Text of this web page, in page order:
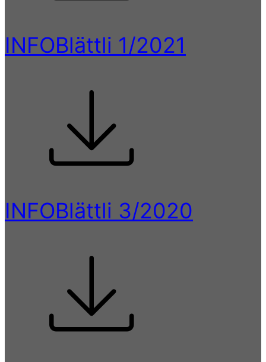
INFOBlättli 1/2021
INFOBlättli 3/2020